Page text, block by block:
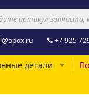
+7 925
детали